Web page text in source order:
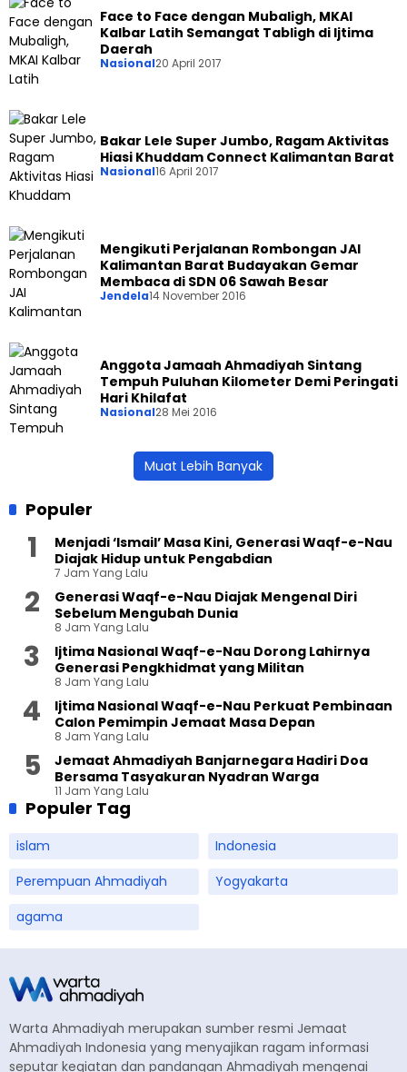
Face to Face dengan Mubaligh, MKAI
Kalbar Latih Semangat Tabligh di Ijtima
Daerah
Nasional20 April 2017
Bakar Lele Super Jumbo, Ragam Aktivitas
Hiasi Khuddam Connect Kalimantan Barat
Nasional16 April 2017
Mengikuti Perjalanan Rombongan JAI
Kalimantan Barat Budayakan Gemar
Membaca di SDN 06 Sawah Besar
Jendela14 November 2016
Anggota Jamaah Ahmadiyah Sintang
Tempuh Puluhan Kilometer Demi Peringati
Hari Khilafat
Nasional28 Mei 2016
Muat Lebih Banyak
Populer
Menjadi ‘Ismail’ Masa Kini, Generasi Waqf-e-Nau
Diajak Hidup untuk Pengabdian
7 Jam Yang Lalu
Generasi Waqf-e-Nau Diajak Mengenal Diri
Sebelum Mengubah Dunia
8 Jam Yang Lalu
Ijtima Nasional Waqf-e-Nau Dorong Lahirnya
Generasi Pengkhidmat yang Militan
8 Jam Yang Lalu
Ijtima Nasional Waqf-e-Nau Perkuat Pembinaan
Calon Pemimpin Jemaat Masa Depan
8 Jam Yang Lalu
Jemaat Ahmadiyah Banjarnegara Hadiri Doa
Bersama Tasyakuran Nyadran Warga
11 Jam Yang Lalu
Populer Tag
islam
Indonesia
Perempuan Ahmadiyah
Yogyakarta
agama
Warta Ahmadiyah merupakan sumber resmi Jemaat
Ahmadiyah Indonesia yang menyajikan ragam informasi
seputar kegiatan dan pandangan Ahmadiyah mengenai